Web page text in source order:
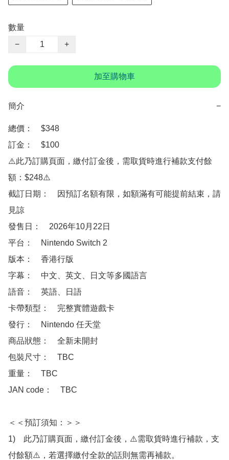
數量
−
+
加至購物車
簡介 −
總價：　$348
訂金：　$100
⚠️此乃訂購頁面，繳付訂金後，需取貨時進行補款支付餘
額：$248⚠️
截訂日期：　因預訂名額有限，如額滿有可能提前結束，請
見諒
發售日：　2026年10月22日
平台：　Nintendo Switch 2
版本：　香港行版
字幕：　中文、英文、日文等多國語言
語音：　英語、日語
卡帶類型：　完整實體遊戲卡
發行：　Nintendo 任天堂
商品狀態：　全新未開封
包裝尺寸：　TBC
重量：　TBC
JAN code：　TBC
＜＜預訂須知：＞＞
1)　此乃訂購頁面，繳付訂金後，⚠️需取貨時進行補款，支
付餘額⚠️，若選擇繳付全款的話則無需再補款。